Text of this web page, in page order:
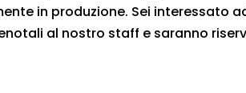
in produzione. Sei interessato
al nostro staff e saranno